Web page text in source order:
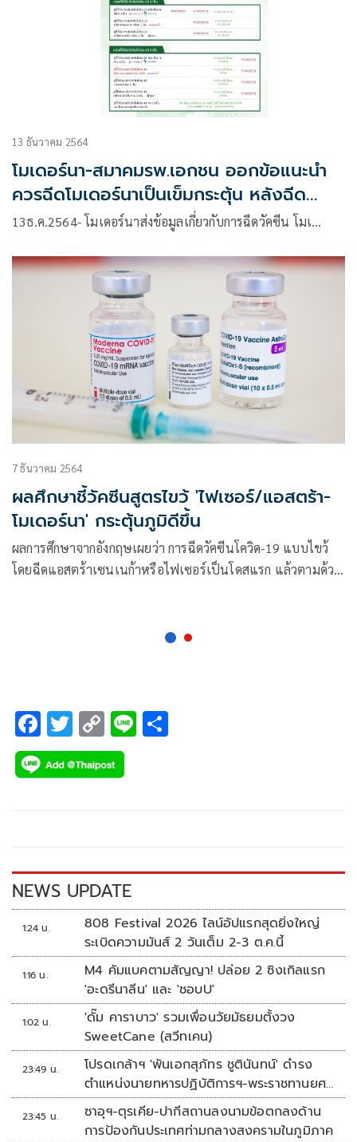
13 ธันวาคม 2564
โมเดอร์นา-สมาคมรพ.เอกชน ออกข้อแนะนำ
ควรฉีดโมเดอร์นาเป็นเข็มกระตุ้น หลังฉีด
เข็ม2(AZ)แล้ว 3 เดือน
13ธ.ค.2564- โมเดอร์นาส่งข้อมูลเกี่ยวกับการฉีดวัคซีน โมเ…
7 ธันวาคม 2564
ผลศึกษาชี้วัคซีนสูตรไขว้ 'ไฟเซอร์/แอสตร้า-
โมเดอร์นา' กระตุ้นภูมิดีขึ้น
ผลการศึกษาจากอังกฤษเผยว่า การฉีดวัคซีนโควิด-19 แบบไขว้
โดยฉีดแอสตร้าเซนเนก้าหรือไฟเซอร์เป็นโดสแรก แล้วตามด้วย
F
ac
e
k
T
wi
tt
C
o
p
k
Li
NEWS UPDATE
1:24 น.
808 Festival 2026 ไลน์อัปแรกสุดยิ่งใหญ่
ระเบิดความมันส์ 2 วันเต็ม 2-3 ต.ค.นี้
1:16 น.
M4 คัมแบคตามสัญญา! ปล่อย 2 ซิงเกิลแรก
'อะดรีนาลีน' และ 'ชอบU'
1:02 น.
'ดั๊ม คาราบาว' รวมเพื่อนวัยมัธยมตั้งวง
SweetCane (สวีทเคน)
23:49 น.
โปรดเกล้าฯ 'พันเอกสุภัทร ชูตินันทน์' ดำรง
ตำแหน่งนายทหารปฏิบัติการฯ-พระราชทานยศ
'พลตรี'
23:45 น.
ซาอุฯ-ตุรเคีย-ปากีสถานลงนามข้อตกลงด้าน
การป้องกันประเทศท่ามกลางสงครามในภูมิภาค